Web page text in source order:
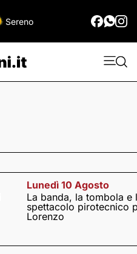
Sereno
Lunedì 10 Agosto
La banda, la tombola e
spettacolo pirotecnico
Lorenzo